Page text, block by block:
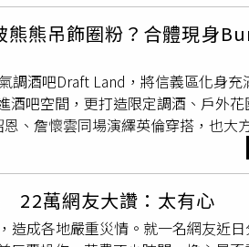
上》中挑戰出道以來最艱鉅的一次
庭創傷，更因口吃而始終無法順利
入了解當事人的心理狀態與生活處
多半以清新、純真的形象深植人心
猶豫邀請她擔綱《炎上》女主角。
說話。」導演更難忘拍攝第一天，
中只浮現一句話：「樹理惠，妳終
是詮釋這個角色最無可取代的人選
能做的，是在制度改變之前，讓更
都有屬於自己的故事。」他希望《
人物的創作初心。對他而言，電影
親其實常關心自己的演戲工作，更
有時候還會在關鍵處來個即興言教
郭子乾竟爆自己過往真實「付清節
受過節氣氛，後來歡喜買了按摩椅
郭子乾也想起過去父親為了養家「
點半起床從樹林搭車到淡水附近的
」這份體諒與心疼，成為他心中
，便跟著一起
八大電視提供）許曦文接著笑說：
透露自己的媽媽屬於冷戰派，通常
但她會放在桌墊下，代表她知道了
所，「我們甚至會大家擠進比較大
卻接著說：「孫沁岳私下也會揪人
熊熊吊飾圈粉？合體現身
調酒吧Draft Land，將信義區化身充
吧空間，更打造限定調酒、戶外花
、詹懷雲同場演繹英倫穿搭，也大
品牌提供、記者拍攝）Lily許韶恩甜
身穿貝殼白Ladymoor短版外套，
小牛皮包則掛上最新泰迪熊
者拍攝）談到近況，Lily透露最近與
聊到姊姊的話題新劇時，她笑說，
22萬網友大讚：太有心
造成各地嚴重災情。就一名網友近